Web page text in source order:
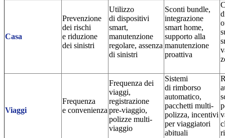
Casa
Prevenzione
dei rischi
e riduzione
dei sinistri
Utilizzo
di dispositivi
smart,
manutenzione
regolare, assenza
di sinistri
Sconti bundle,
integrazione
smart home,
supporto alla
manutenzione
proattiva
Viaggi
Frequenza
e convenienza
Frequenza dei
viaggi,
registrazione
pre-viaggio,
polizze multi-
viaggio
Sistemi
di rimborso
automatico,
pacchetti multi-
polizza, incentivi
per viaggiatori
abituali